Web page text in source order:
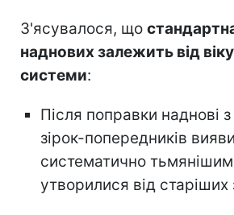
З'ясувалося, що
наднових залежить від
системи:
Після поправки наднові
зірок-попередників
систематично
утворилися від старіших